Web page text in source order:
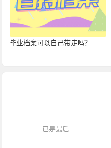
毕业档案可以自己带走吗？
已是最后